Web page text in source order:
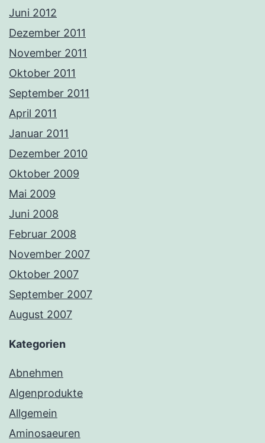
Juni 2012
Dezember 2011
November 2011
Oktober 2011
September 2011
April 2011
Januar 2011
Dezember 2010
Oktober 2009
Mai 2009
Juni 2008
Februar 2008
November 2007
Oktober 2007
September 2007
August 2007
Kategorien
Abnehmen
Algenprodukte
Allgemein
Aminosaeuren